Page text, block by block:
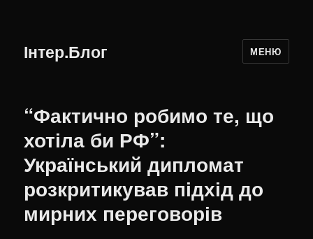
Інтер.Блог МЕНЮ
“Фактично робимо те, що
хотіла би РФ”:
Український дипломат
розкритикував підхід до
мирних переговорів